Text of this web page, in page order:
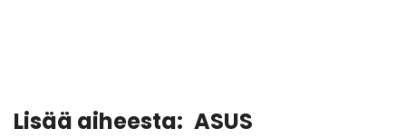
Lisää aiheesta: ASUS